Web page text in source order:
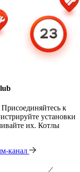
к
установки
их. Котлы
канал